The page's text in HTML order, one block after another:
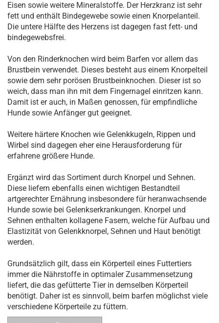
Eisen sowie weitere Mineralstoffe. Der Herzkranz ist sehr
fett und enthält Bindegewebe sowie einen Knorpelanteil.
Die untere Hälfte des Herzens ist dagegen fast fett- und
bindegewebsfrei.
Von den Rinderknochen wird beim Barfen vor allem das
Brustbein verwendet. Dieses besteht aus einem Knorpelteil
sowie dem sehr porösen Brustbeinknochen. Dieser ist so
weich, dass man ihn mit dem Fingernagel einritzen kann.
Damit ist er auch, in Maßen genossen, für empfindliche
Hunde sowie Anfänger gut geeignet.
Weitere härtere Knochen wie Gelenkkugeln, Rippen und
Wirbel sind dagegen eher eine Herausforderung für
erfahrene größere Hunde.
Ergänzt wird das Sortiment durch Knorpel und Sehnen.
Diese liefern ebenfalls einen wichtigen Bestandteil
artgerechter Ernährung insbesondere für heranwachsende
Hunde sowie bei Gelenkserkrankungen. Knorpel und
Sehnen enthalten kollagene Fasern, welche für Aufbau und
Elastizität von Gelenkknorpel, Sehnen und Haut benötigt
werden.
Grundsätzlich gilt, dass ein Körperteil eines Futtertiers
immer die Nährstoffe in optimaler Zusammensetzung
liefert, die das gefütterte Tier in demselben Körperteil
benötigt. Daher ist es sinnvoll, beim barfen möglichst viele
verschiedene Körperteile zu füttern.